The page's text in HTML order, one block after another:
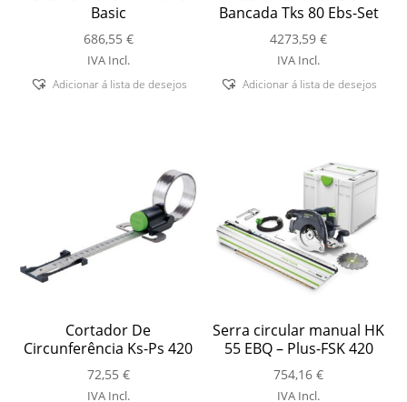
Basic
686,55 €
IVA Incl.
Adicionar á lista de desejos
Bancada Tks 80 Ebs-Set
4273,59€
IVA Incl.
Adicionar á lista de desejos
Cortador De
Circunferência Ks-Ps 420
72,55 €
IVA Incl.
Serra circular manual HK
55 EBQ – Plus-FSK 420
754,16€
IVA Incl.